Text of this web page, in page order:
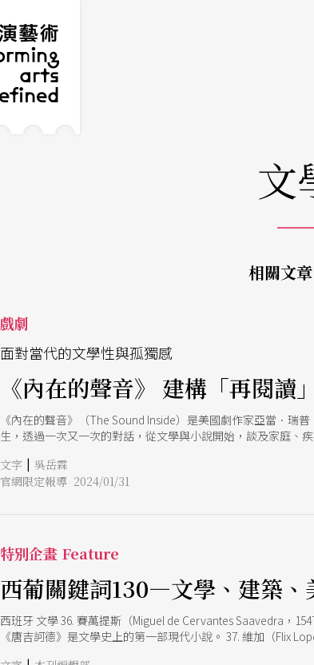
文
相關文章
戲劇
面對當代的文學性與孤獨感
《內在的聲音》 建構「再閱讀
《內在的聲音》（The Sound Inside）是美國劇作家亞當．瑞
生，透過一次又一次的對話，從文學與小說開始，談及家庭、
代劇本，找尋到與觀眾對話的可能？ 從劇本的選擇到翻譯的實
劃到團隊組織，《內在的聲音》大概在3天左右勾勒出現有狀
他們反對現在比較快速的、爆炸的資訊，像Twitter等社群媒體
一個故事，都是《內在的聲音》希望在劇場裡創造的良好交流
詮釋，其中便是翻譯文學帶有的「翻譯感」。身為導演的重田
受到其他可能。這個劇本本身涉及不少文學作品，情節也多有
方法背後的動機，而文學作品本身就不完全是口語的，所以
內容，讓作品變得不是那麼地『翻譯』。」他這麼說，不過仍
文字 | 吳岳霖
官網限定報導 2024/01/31
特別企畫 Feature
西葡關鍵詞130—文學、建築、
西班牙 文學 36. 賽萬提斯（Miguel de Cervantes Saavedra，
《唐吉訶德》是文學史上的第一部現代小說。 37. 維加（Flix